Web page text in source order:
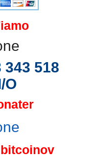
343 518
O